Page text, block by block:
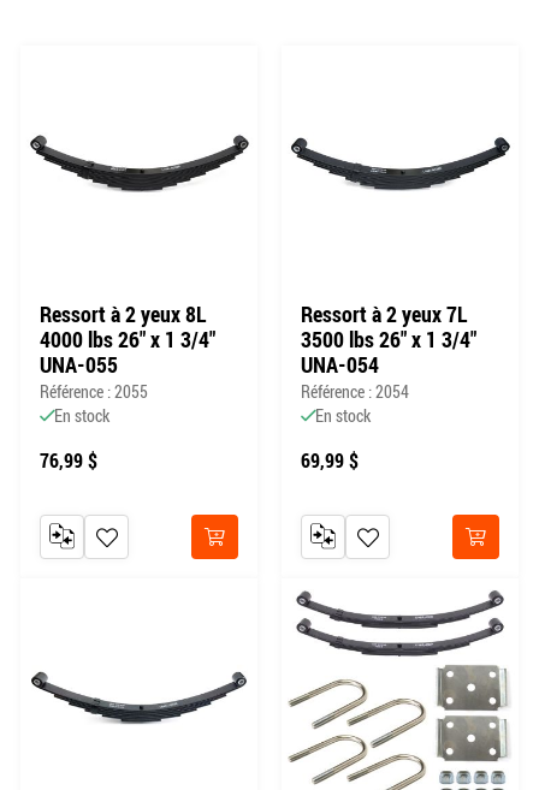
Ressort à 2 yeux 8L
4000 lbs 26" x 1 3/4"
UNA-055
Référence : 2055
En stock
76,99 $
Acheter
AJOUTER À MA LISTE DE SOUHAITS
AJOUTER AU COMPARATEUR
Ressort à 2 yeux 7L
3500 lbs 26" x 1 3/4"
UNA-054
Référence : 2054
En stock
69,99 $
Acheter
AJOUTER À MA LISTE DE
AJOUTER AU COMPARATEUR